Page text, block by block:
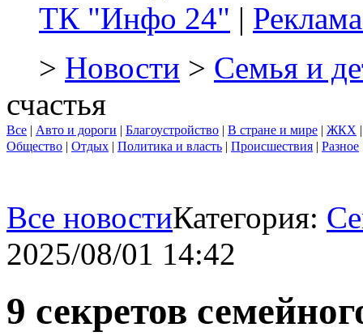
ТК "Инфо 24" |
> Новости > Семья и
счастья
Все | Авто и дороги | Благоустройство | В стране и мире | ЖКХ
Общество | Отдых | Политика и власть | Происшествия | Разное
Все новостиКатегория:
2025/08/01 14:42
9 секретов